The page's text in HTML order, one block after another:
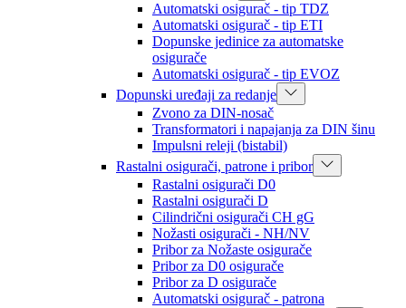
Automatski osigurač - tip TDZ
Automatski osigurač - tip ETI
Dopunske jedinice za automatske
osigurače
Automatski osigurač - tip EVOZ
Dopunski uređaji za redanje
Zvono za DIN-nosač
Transformatori i napajanja za DIN šinu
Impulsni releji (bistabil)
Rastalni osigurači, patrone i pribor
Rastalni osigurači D0
Rastalni osigurači D
Cilindrični osigurači CH gG
Nožasti osigurači - NH/NV
Pribor za Nožaste osigurače
Pribor za D0 osigurače
Pribor za D osigurače
Automatski osigurač - patrona